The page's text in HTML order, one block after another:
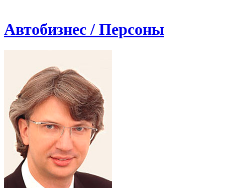
Автобизнес / Персоны